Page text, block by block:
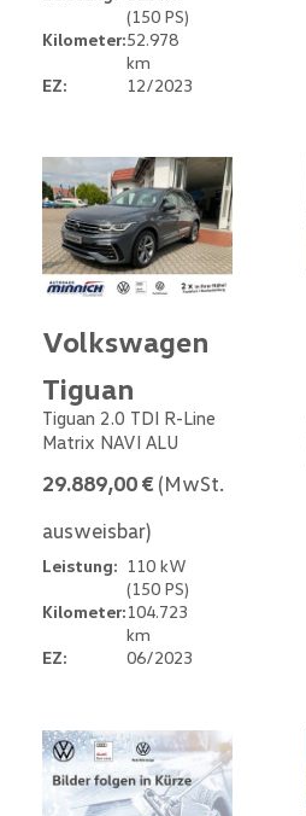
(150 PS)
Kilometer:52.978
km
EZ:
12/2023
Volkswagen
Tiguan
Tiguan 2.0 TDI R-Line
Matrix NAVI ALU
29.889,00 € (MwSt.
ausweisbar)
Leistung: 110 kW
(150 PS)
Kilometer:104.723
km
EZ:
06/2023